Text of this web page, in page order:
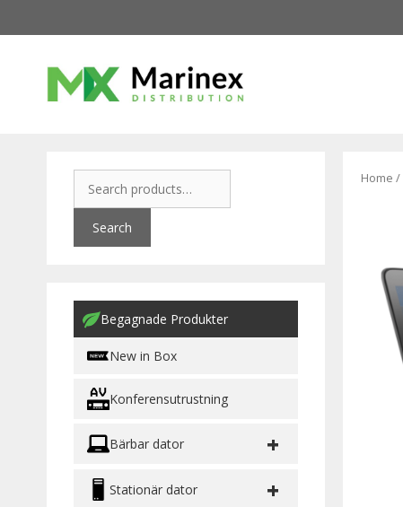
Home /
Search
Begagnade Produkter
New in Box
Konferensutrustning
Bärbar dator +
Stationär dator +